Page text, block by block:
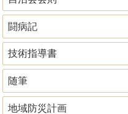
闘病記
技術指導書
随筆
地域防災計画